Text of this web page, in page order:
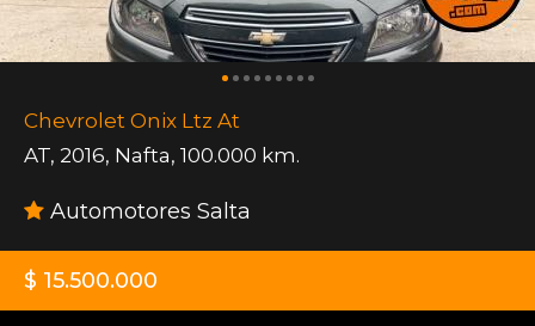
Chevrolet Onix Ltz At
AT, 2016, Nafta, 100.000 km.
Automotores Salta
$ 15.500.000